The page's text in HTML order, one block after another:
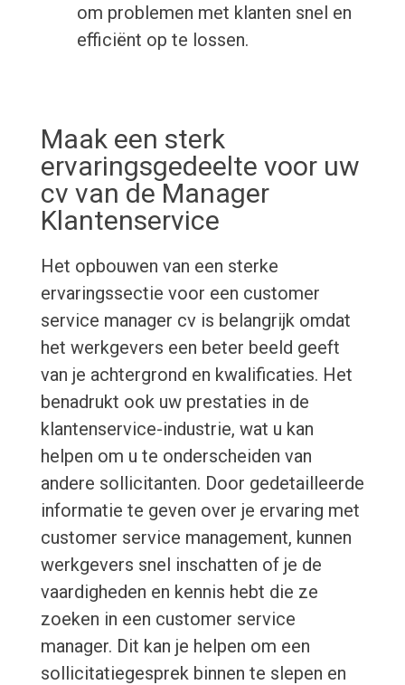
om problemen met klanten snel en
efficiënt op te lossen.
Maak een sterk
ervaringsgedeelte voor uw
cv van de Manager
Klantenservice
Het opbouwen van een sterke
ervaringssectie voor een customer
service manager cv is belangrijk omdat
het werkgevers een beter beeld geeft
van je achtergrond en kwalificaties. Het
benadrukt ook uw prestaties in de
klantenservice-industrie, wat u kan
helpen om u te onderscheiden van
andere sollicitanten. Door gedetailleerde
informatie te geven over je ervaring met
customer service management, kunnen
werkgevers snel inschatten of je de
vaardigheden en kennis hebt die ze
zoeken in een customer service
manager. Dit kan je helpen om een
sollicitatiegesprek binnen te slepen en